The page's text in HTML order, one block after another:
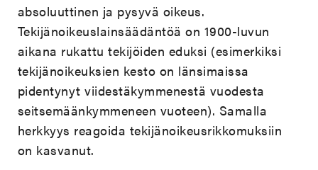
absoluuttinen ja pysyvä oikeus.
Tekijänoikeuslainsäädäntöä on 1900-luvun
aikana rukattu tekijöiden eduksi (esimerkiksi
tekijänoikeuksien kesto on länsimaissa
pidentynyt viidestäkymmenestä vuodesta
seitsemäänkymmeneen vuoteen). Samalla
herkkyys reagoida tekijänoikeusrikkomuksiin
on kasvanut.